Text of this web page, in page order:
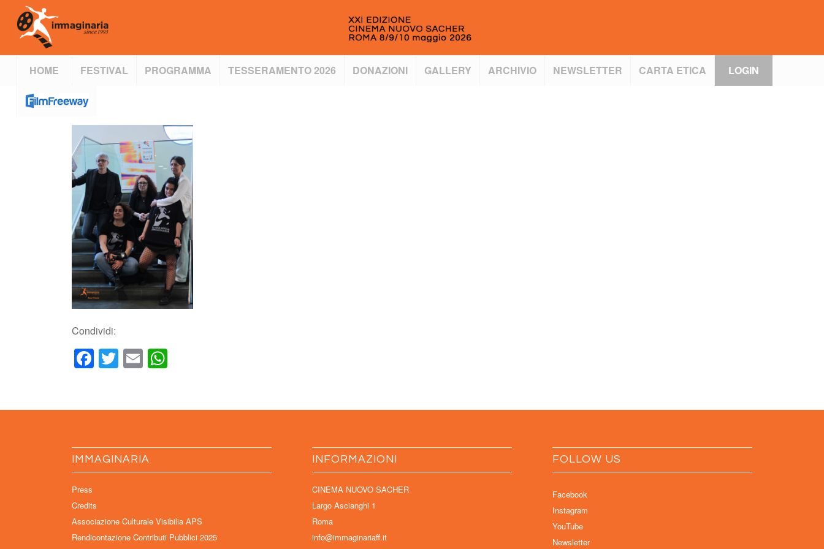
HOME FESTIVAL PROGRAMMA TESSERAMENTO 2026 DONAZIONI GALLERY ARCHIVIO NEWSLETTER CARTA ETICA LOGIN
Condividi:
Facebook
Twitter
Email
IMMAGINARIA
Press
Credits
Associazione Culturale Visibilia APS
Rendicontazione Contributi Pubblici 2025
INFORMAZIONI
CINEMA NUOVO SACHER
Largo Ascianghi 1
Roma
info@immaginariaff.it
FOLLOW US
Facebook
Instagram
YouTube
Newsletter